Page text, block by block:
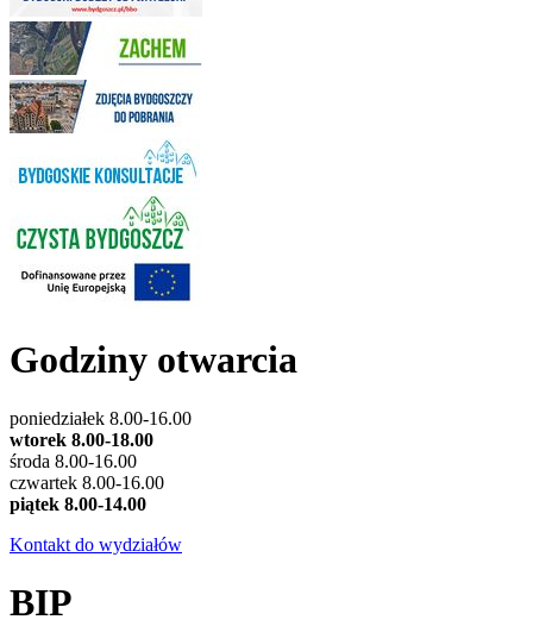
Godziny otwarcia
poniedziałek 8.00-16.00
wtorek 8.00-18.00
środa 8.00-16.00
czwartek 8.00-16.00
piątek 8.00-14.00
Kontakt do wydziałów
BIP